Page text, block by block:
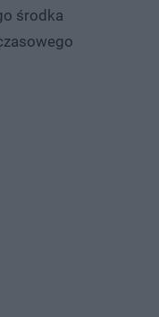
środka